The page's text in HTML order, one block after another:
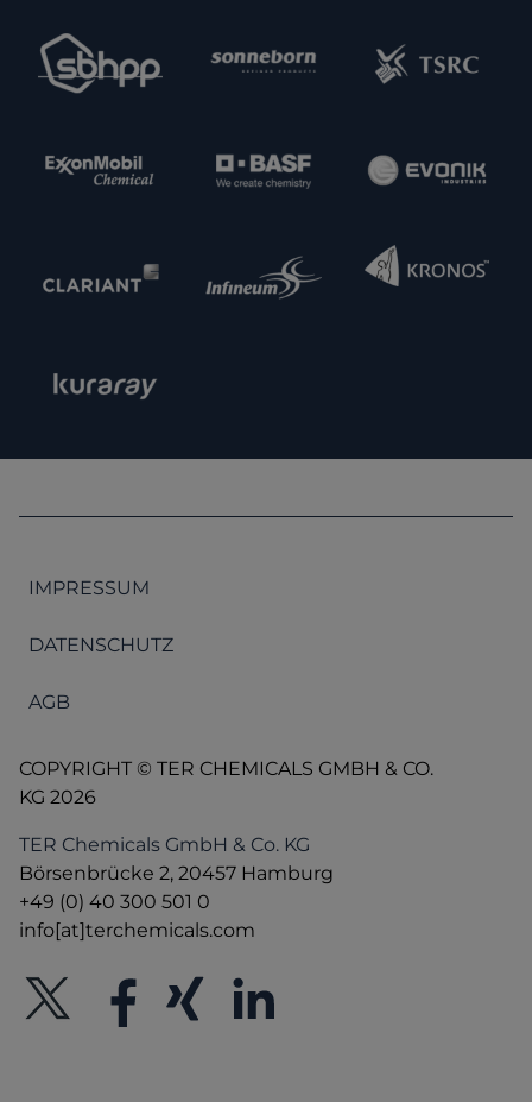
interessiert, neue potenzielle Lieferpartner
kennenzulernen. Nehmen Sie gern Kontakt zu uns
IMPRESSUM
DATENSCHUTZ
AGB
COPYRIGHT © TER CHEMICALS GMBH & CO.
KG 2026
TER Chemicals GmbH & Co. KG
Börsenbrücke 2, 20457 Hamburg
+49 (0) 40 300 501 0
info[at]terchemicals.com